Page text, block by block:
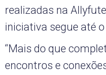
realizadas na
iniciativa segue até
“Mais do que
encontros e